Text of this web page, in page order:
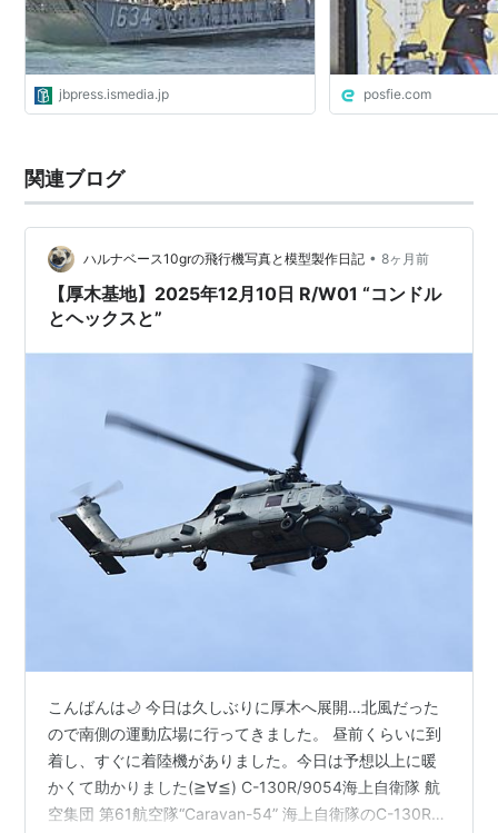
jbpress.ismedia.jp posfie.com
関連ブログ
ハルナベース10grの飛行機写真と模型製作日記 • 8ヶ月前
【厚木基地】2025年12月10日 R/W01 “コンドル
とヘックスと”
こんばんは🌙 今日は久しぶりに厚木へ展開…北風だった
ので南側の運動広場に行ってきました。 昼前くらいに到
着し、すぐに着陸機がありました。今日は予想以上に暖
かくて助かりました(≧∀≦) C-130R/9054海上自衛隊 航
空集団 第61航空隊“Caravan-54” 海上自衛隊のC-130Rが